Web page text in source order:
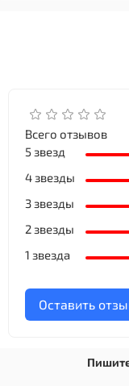
Всего отзывов
5 звезд
4 звезды
3 звезды
2 звезды
1 звезда
Оставить